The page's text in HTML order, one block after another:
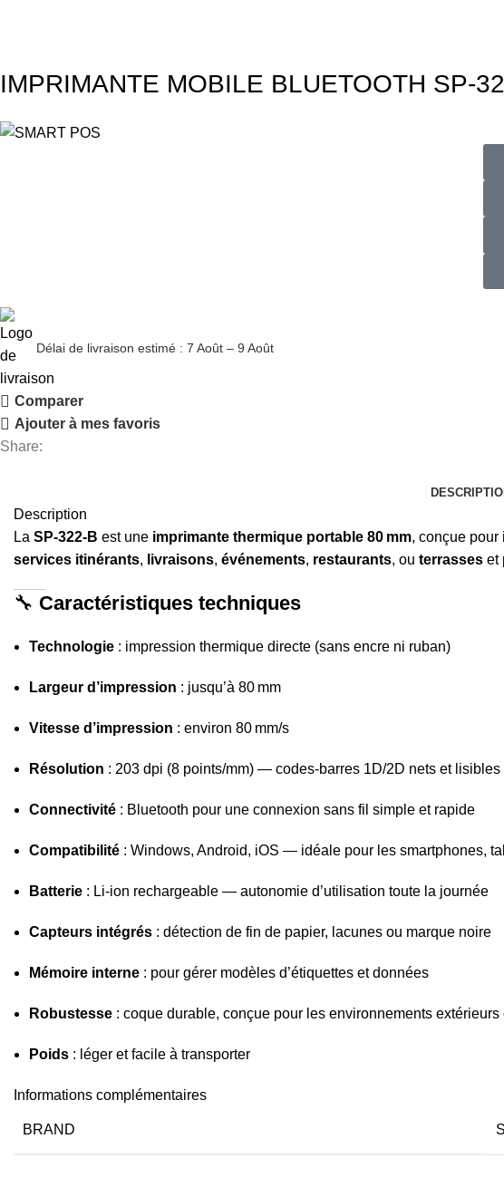
IMPRIMANTE MOBILE BLUETOOTH SP-
Délai de livraison estimé : 7 Août – 9 Août
Comparer
Ajouter à mes favoris
Share:
Description
La SP‑322‑B est une imprimante thermique portable 80 mm, conçue pour
services itinérants, livraisons, événements, restaurants, ou terrasses et
🔧 Caractéristiques techniques
Technologie : impression thermique directe (sans encre ni ruban)
Largeur d’impression : jusqu’à 80 mm
Vitesse d’impression : environ 80 mm/s
Résolution : 203 dpi (8 points/mm) — codes‑barres 1D/2D nets et lisibles
Connectivité : Bluetooth pour une connexion sans fil simple et rapide
Compatibilité : Windows, Android, iOS — idéale pour les smartphones,
Batterie : Li‑ion rechargeable — autonomie d’utilisation toute la journée
Capteurs intégrés : détection de fin de papier, lacunes ou marque noire
Mémoire interne : pour gérer modèles d’étiquettes et données
Robustesse : coque durable, conçue pour les environnements extérieurs
Poids : léger et facile à transporter
Informations complémentaires
BRAND